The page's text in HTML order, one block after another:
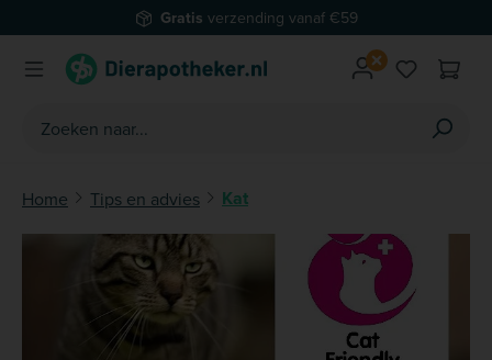
Ga naar de hoofdinhoudGratis verzending vanaf €59
Je hebt
Home Tips en advies Kat